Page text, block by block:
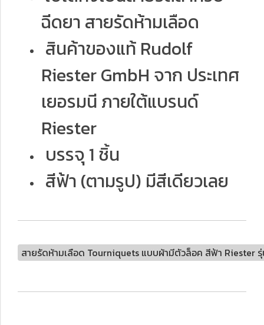
ฉีดยา สายรัดห้ามเลือด
สินค้าของแท้ Rudolf
Riester GmbH จาก ประเทศ
เยอรมนี ภายใต้แบรนด์
Riester️
บรรจุ 1 ชิ้น
สีฟ้า (ตามรูป) มีสีเดียวเลย
สายรัดห้ามเลือด Tourniquets แบบผ้ามีตัวล็อค สีฟ้า Riester